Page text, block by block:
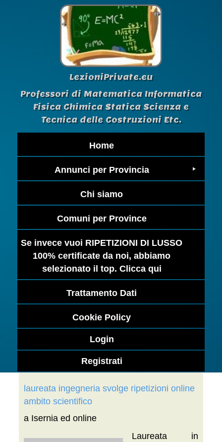
LezioniPrivate.eu
Professori di Matematica Informatica
Fisica Chimica Statica Scienza e
Tecnica delle Costruzioni Etc.
Home
Annunci per Provincia
Chi siamo
Comuni per Province
Se invece vuoi RIPETIZIONI DI LUSSO
100% certificate da noi, abbiamo
selezionato il top. Clicca qui
Trattamento Dati
Cookie Policy
Login
Registrati
laureata ingegneria svolge ripetizioni online
ambito scientifico
a Isernia ed online
Laureata in